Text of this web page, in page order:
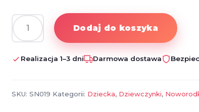
ilość
PERSONALIZOWANE
DREWNIANE
Dodaj do koszyka
Realizacja 1–3 dni Darmowa dostawa
SKU:SN019 Kategorii: Dziecka, Dziewczynki,